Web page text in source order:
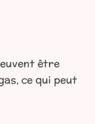
être
ce qui peut